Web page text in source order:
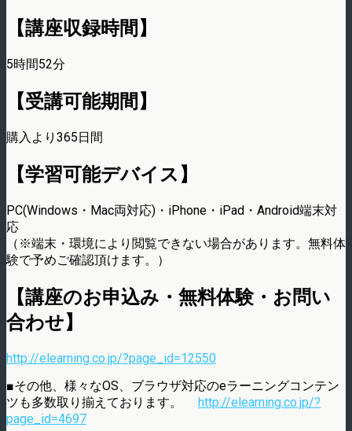
【講座収録時間】
5時間52分
【受講可能期間】
購入より365日間
【学習可能デバイス】
PC(Windows・Mac両対応)・iPhone・iPad・Android端末対
応
（※端末・環境により閲覧できない場合があります。無料体
験で予めご確認頂けます。）
【講座のお申込み・無料体験・お問い
合わせ】
http://elearning.co.jp/?page_id=12550
■その他、様々なOS、ブラウザ対応のeラーニングコンテン
ツも多数取り揃えております。 http://elearning.co.jp/?
page_id=4697